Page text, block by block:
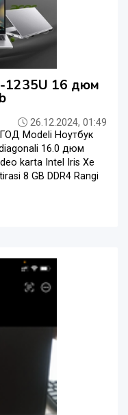
1235U 16 дюм
26.12.2024, 01:49
Modeli Ноутбук
16.0 дюм
karta Intel Iris Xe
8 GB DDR4 Rangi